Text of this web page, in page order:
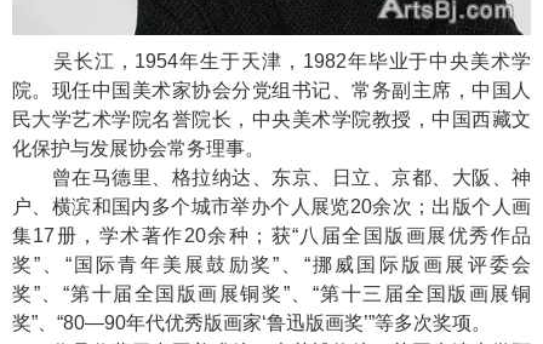
吴长江，1954年生于天津，1982年毕业于中央美术学
院。现任中国美术家协会分党组书记、常务副主席，中国人
民大学艺术学院名誉院长，中央美术学院教授，中国西藏文
化保护与发展协会常务理事。
曾在马德里、格拉纳达、东京、日立、京都、大阪、神
户、横滨和国内多个城市举办个人展览20余次；出版个人画
集17册，学术著作20余种；获“八届全国版画展优秀作品
奖”、“国际青年美展鼓励奖”、“挪威国际版画展评委会
奖”、“第十届全国版画展铜奖”、“第十三届全国版画展铜
奖”、“80—90年代优秀版画家‘鲁迅版画奖’”等多次奖项。